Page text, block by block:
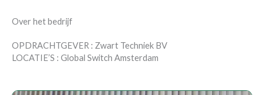
Over het bedrijf
OPDRACHTGEVER : Zwart Techniek BV
LOCATIE’S : Global Switch Amsterdam